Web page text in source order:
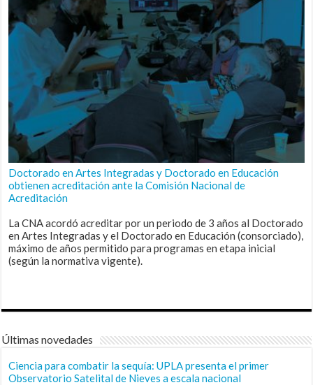
Doctorado en Artes Integradas y Doctorado en Educación
obtienen acreditación ante la Comisión Nacional de
Acreditación
La CNA acordó acreditar por un periodo de 3 años al Doctorado
en Artes Integradas y el Doctorado en Educación (consorciado),
máximo de años permitido para programas en etapa inicial
(según la normativa vigente).
Últimas novedades
Ciencia para combatir la sequía: UPLA presenta el primer
Observatorio Satelital de Nieves a escala nacional